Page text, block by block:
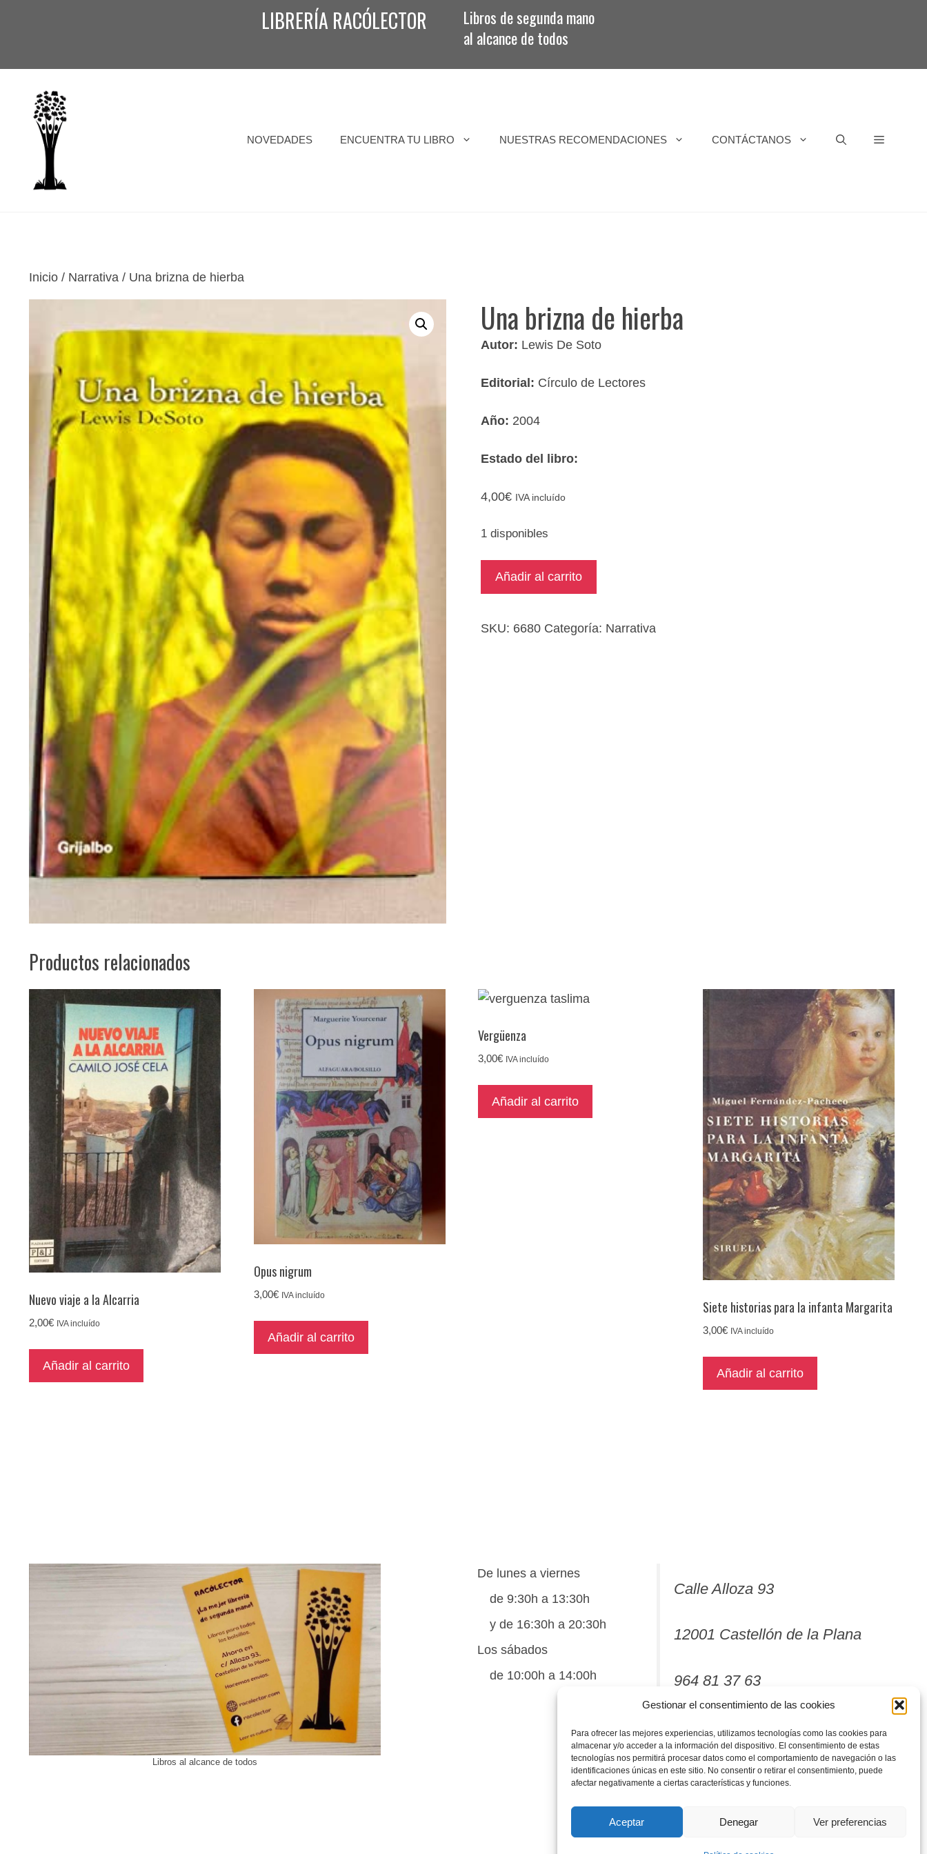
Gestionar el consentimiento de las cookies
Para ofrecer las mejores experiencias, utilizamos tecnologías como las cookies para
almacenar y/o acceder a la información del dispositivo. El consentimiento de estas
tecnologías nos permitirá procesar datos como el comportamiento de navegación o las
identificaciones únicas en este sitio. No consentir o retirar el consentimiento, puede
afectar negativamente a ciertas características y funciones.
Aceptar Denegar Ver preferencias
LIBRERÍA RACÓLECTOR
Libros de segunda mano
al alcance de todos
NOVEDADES ENCUENTRA TU LIBRO NUESTRAS RECOMENDACIONES CONTÁCTANOS
Inicio / Narrativa / Una brizna de hierba
Una brizna de hierba
Autor: Lewis De Soto
Editorial: Círculo de Lectores
Año: 2004
Estado del libro:
4,00€ IVA incluído
1 disponibles
hierba
Añadir al carrito
SKU: 6680 Categoría: Narrativa
Productos relacionados
Nuevo viaje a la Alcarria
2,00€ IVA incluído
Añadir al carrito
Opus nigrum
3,00€ IVA incluído
Añadir al carrito
Vergüenza
3,00€ IVA incluído
Añadir al carrito
Siete historias para la infanta Margarita
3,00€ IVA incluído
Añadir al carrito
Libros al alcance de todos
De lunes a viernes
de 9:30h a 13:30h
y de 16:30h a 20:30h
Los sábados
de 10:00h a 14:00h
Calle Alloza 93
12001 Castellón de la Plana
964 81 37 63